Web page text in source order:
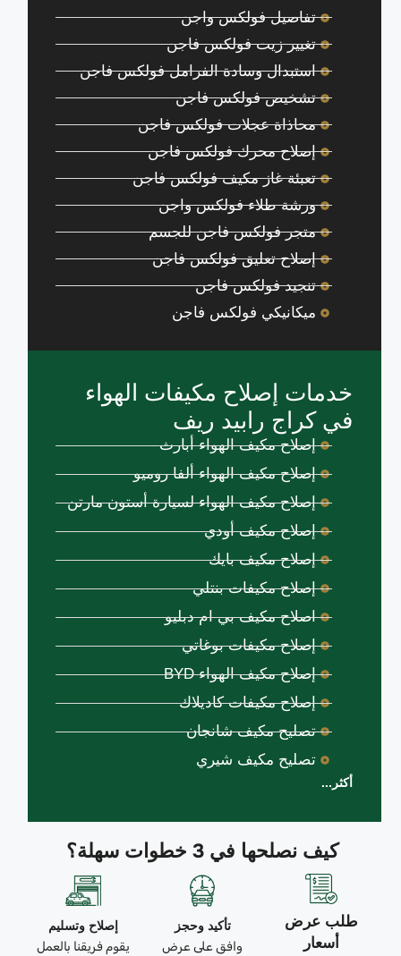
كيف نصلحها في 3 خطوات سهلة؟
طلب عرض
أسعار
تأكيد وحجز
وافق على عرض
إصلاح وتسليم
يقوم فريقنا بالعمل
تفاصيل فولكس واجن
تغيير زيت فولكس فاجن
استبدال وسادة الفرامل فولكس فاجن
تشخيص فولكس فاجن
محاذاة عجلات فولكس فاجن
إصلاح محرك فولكس فاجن
تعبئة غاز مكيف فولكس فاجن
ورشة طلاء فولكس واجن
متجر فولكس فاجن للجسم
إصلاح تعليق فولكس فاجن
تنجيد فولكس فاجن
ميكانيكي فولكس فاجن
خدمات إصلاح مكيفات الهواء
في كراج رابيد ريف
إصلاح مكيف الهواء أبارث
إصلاح مكيف الهواء ألفا روميو
إصلاح مكيف الهواء لسيارة أستون مارتن
إصلاح مكيف أودي
إصلاح مكيف بايك
إصلاح مكيفات بنتلي
اصلاح مكيف بي ام دبليو
إصلاح مكيفات بوغاتي
إصلاح مكيف الهواء BYD
إصلاح مكيفات كاديلاك
تصليح مكيف شانجان
تصليح مكيف شيري
أكثر...